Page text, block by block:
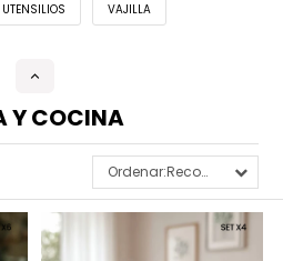
UTENSILIOS VAJILLA
Y COCINA
Recomendados